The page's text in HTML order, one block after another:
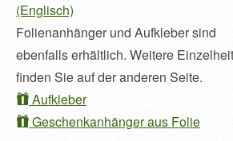
(Englisch)
Folienanhänger und Aufkleber sind
ebenfalls erhältlich. Weitere
finden Sie auf der anderen Seite.
Aufkleber
Geschenkanhänger aus Folie